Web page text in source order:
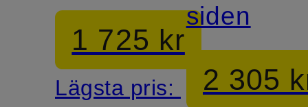
1 725 kr
Lägsta pris:
siden
2 305